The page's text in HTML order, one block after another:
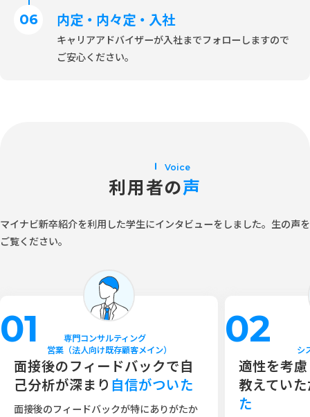
内定・内々定・入社
キャリアアドバイザーが入社までフォローしますので
ご安心ください。
Voice
利用者の声
マイナビ新卒紹介を利用した学生にインタビューをしました。 生の声を
ご覧ください。
01
専門コンサルティング
営業（法人向け既存顧客メイン）
面接後のフィードバックで自
己分析が深まり 自信がついた
面接後のフィードバックが特にありがたか
02
シ
適性を考
教えてい
た